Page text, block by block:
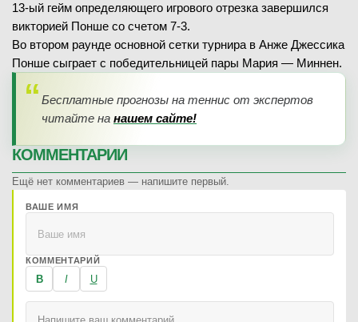
13-ый гейм определяющего игрового отрезка завершился
викторией Понше со счетом 7-3.
Во втором раунде основной сетки турнира в Анже Джессика
Понше сыграет с победительницей пары Мария — Миннен.
Бесплатные прогнозы на теннис от экспертов
читайте на нашем сайте!
КОММЕНТАРИИ
Ещё нет комментариев — напишите первый.
ВАШЕ ИМЯ
КОММЕНТАРИЙ
B I U